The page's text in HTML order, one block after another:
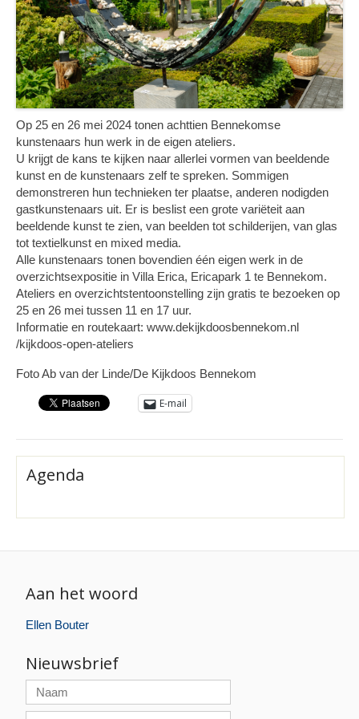
Op 25 en 26 mei 2024 tonen achttien Bennekomse
kunstenaars hun werk in de eigen ateliers.
U krijgt de kans te kijken naar allerlei vormen van beeldende
kunst en de kunstenaars zelf te spreken. Sommigen
demonstreren hun technieken ter plaatse, anderen nodigden
gastkunstenaars uit. Er is beslist een grote variëteit aan
beeldende kunst te zien, van beelden tot schilderijen, van glas
tot textielkunst en mixed media.
Alle kunstenaars tonen bovendien één eigen werk in de
overzichtsexpositie in Villa Erica, Ericapark 1 te Bennekom.
Ateliers en overzichtstentoonstelling zijn gratis te bezoeken op
25 en 26 mei tussen 11 en 17 uur.
Informatie en routekaart: www.dekijkdoosbennekom.nl
/kijkdoos-open-ateliers
Foto Ab van der Linde/De Kijkdoos Bennekom
E-mail
Agenda
Aan het woord
Ellen Bouter
Nieuwsbrief